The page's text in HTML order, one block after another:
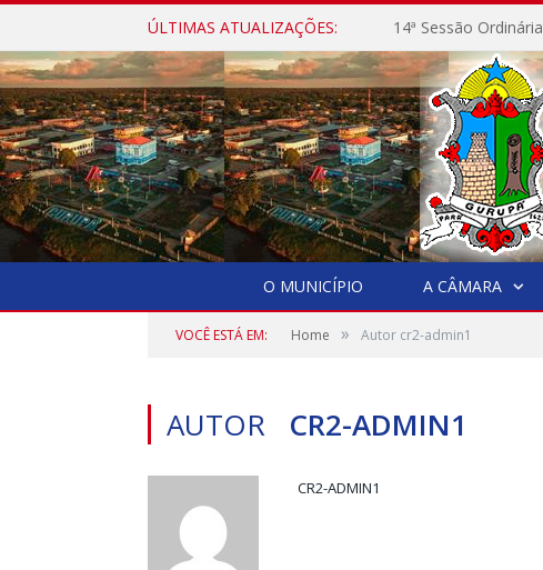
ÚLTIMAS ATUALIZAÇÕES: 14ª Sessão Ordinária
O MUNICÍPIO A CÂMARA
VOCÊ ESTÁ EM: Home » Autor cr2-admin1
AUTOR CR2-ADMIN1
CR2-ADMIN1